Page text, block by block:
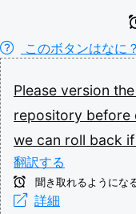
このボタンはなに？
Please version the
repository before
we can roll back if
翻訳する
聞き取れるようにな
詳細